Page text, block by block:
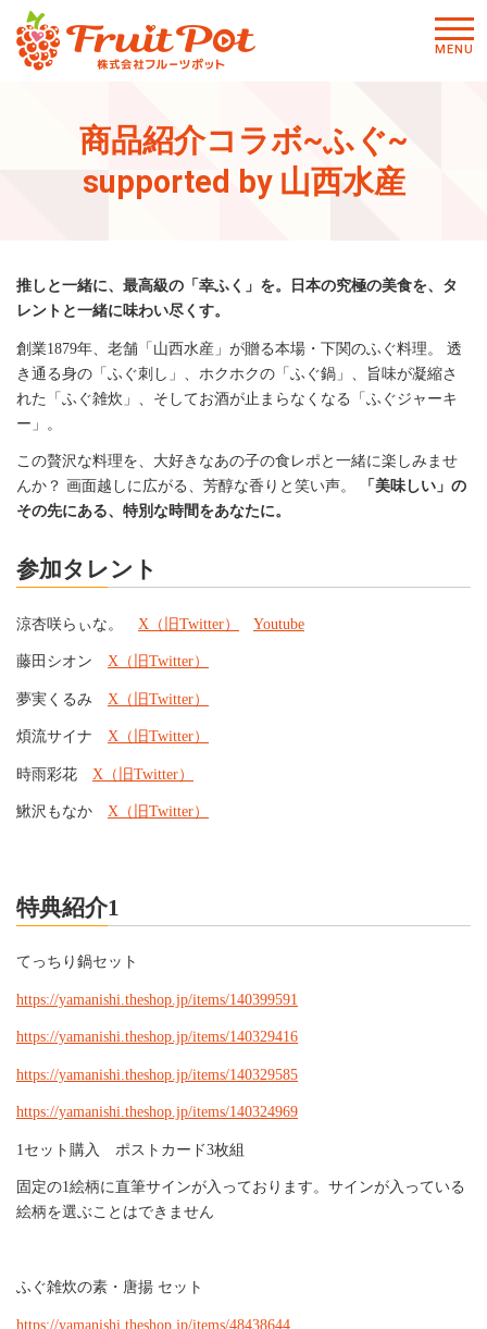
商品紹介コラボ~ふぐ~
supported by 山西水産
推しと一緒に、最高級の「幸ふく」を。
日本の究極の美食を、タ
レントと一緒に味わい尽くす。
創業1879年、老舗「山西水産」が贈る本場・下関のふぐ料理。 透
き通る身の「ふぐ刺し」、ホクホクの「ふぐ鍋」、旨味が凝縮さ
れた「ふぐ雑炊」、そしてお酒が止まらなくなる「ふぐジャーキ
ー」。
この贅沢な料理を、大好きなあの子の食レポと一緒に楽しみませ
んか？ 画面越しに広がる、芳醇な香りと笑い声。
「美味しい」の
その先にある、特別な時間をあなたに。
参加タレント
涼杏咲らぃな。 X（旧Twitter） Youtube
藤田シオン X（旧Twitter）
夢実くるみ X（旧Twitter）
煩流サイナ X（旧Twitter）
時雨彩花 X（旧Twitter）
鰍沢もなか X（旧Twitter）
特典紹介1
てっちり鍋セット
https://yamanishi.theshop.jp/items/140399591
https://yamanishi.theshop.jp/items/140329416
https://yamanishi.theshop.jp/items/140329585
https://yamanishi.theshop.jp/items/140324969
1セット購入 ポストカード3枚組
固定の1絵柄に直筆サインが入っております。サインが入っている
絵柄を選ぶことはできません
ふぐ雑炊の素・唐揚 セット
https://yamanishi.theshop.jp/items/48438644
メニ
MENU